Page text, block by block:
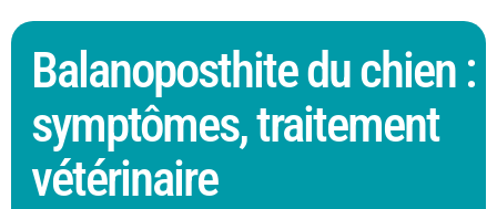
Balanoposthite du chien :
symptômes, traitement
vétérinaire